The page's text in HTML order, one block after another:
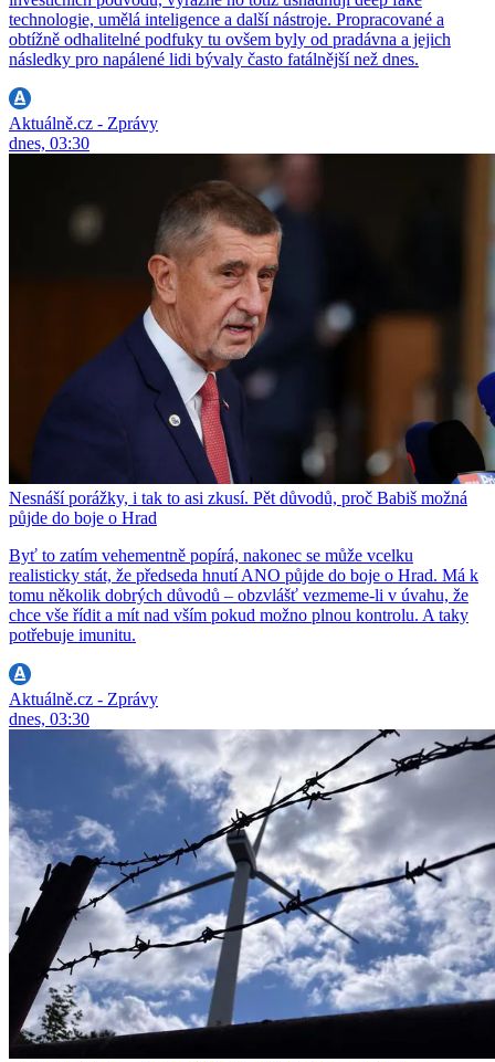
technologie, umělá inteligence a další nástroje. Propracované a
obtížně odhalitelné podfuky tu ovšem byly od pradávna a jejich
následky pro napálené lidi bývaly často fatálnější než dnes.
Aktuálně.cz - Zprávy
dnes, 03:30
Nesnáší porážky, i tak to asi zkusí. Pět důvodů, proč Babiš možná
půjde do boje o Hrad
Byť to zatím vehementně popírá, nakonec se může vcelku
realisticky stát, že předseda hnutí ANO půjde do boje o Hrad. Má k
tomu několik dobrých důvodů – obzvlášť vezmeme-li v úvahu, že
chce vše řídit a mít nad vším pokud možno plnou kontrolu. A taky
potřebuje imunitu.
Aktuálně.cz - Zprávy
dnes, 03:30